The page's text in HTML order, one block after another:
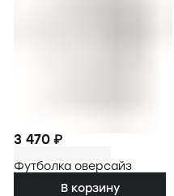
3 470 ₽
Футболка оверсайз
В корзину